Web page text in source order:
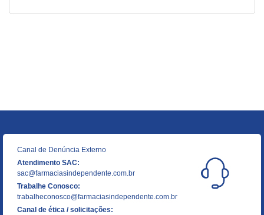
Canal de Denúncia Externo
Atendimento SAC:
sac@farmaciasindependente.com.br
Trabalhe Conosco:
trabalheconosco@farmaciasindependente.com.br
Canal de ética / solicitações: